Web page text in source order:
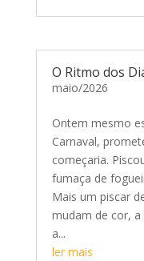
O Ritmo dos
maio/2026
Ontem mesmo
Carnaval,
começaria.
fumaça de
Mais um piscar
mudam de cor,
a...
ler mais